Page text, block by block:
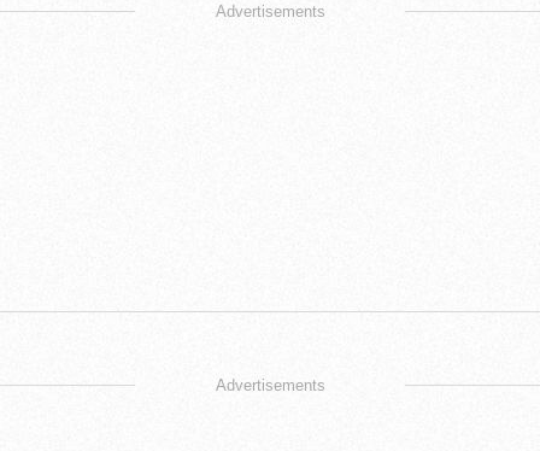
Advertisements
Advertisements